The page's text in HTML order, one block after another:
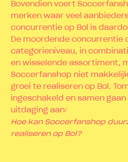
Bovendien voert
merken waar veel
concurrentie op Bol is
De moordende concurrentie
categorieniveau, in
en wisselende assortiment,
Soccerfanshop niet
groei te realiseren op Bol.
ingeschakeld en samen
uitdaging aan:
Hoe kan Soccerfanshop
realiseren op Bol?